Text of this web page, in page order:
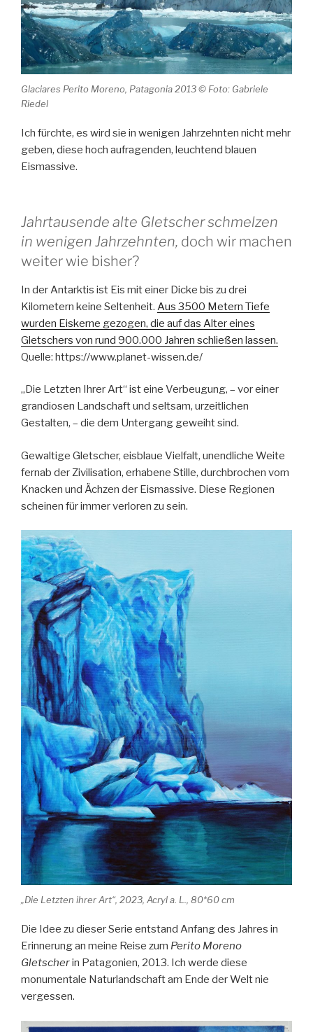
Glaciares Perito Moreno, Patagonia 2013 © Foto: Gabriele
Riedel
Ich fürchte, es wird sie in wenigen Jahrzehnten nicht mehr
geben, diese hoch aufragenden, leuchtend blauen
Eismassive.
Jahrtausende alte Gletscher schmelzen
in wenigen Jahrzehnten, doch wir machen
weiter wie bisher?
In der Antarktis ist Eis mit einer Dicke bis zu drei
Kilometern keine Seltenheit. Aus 3500 Metern Tiefe
wurden Eiskerne gezogen, die auf das Alter eines
Gletschers von rund 900.000 Jahren schließen lassen.
Quelle: https://www.planet-wissen.de/
„Die Letzten Ihrer Art“ ist eine Verbeugung, – vor einer
grandiosen Landschaft und seltsam, urzeitlichen
Gestalten, – die dem Untergang geweiht sind.
Gewaltige Gletscher, eisblaue Vielfalt, unendliche Weite
fernab der Zivilisation, erhabene Stille, durchbrochen vom
Knacken und Ächzen der Eismassive. Diese Regionen
scheinen für immer verloren zu sein.
„Die Letzten ihrer Art“, 2023, Acryl a. L., 80*60 cm
Die Idee zu dieser Serie entstand Anfang des Jahres in
Erinnerung an meine Reise zum Perito Moreno
Gletscherin Patagonien, 2013. Ich werde diese
monumentale Naturlandschaft am Ende der Welt nie
vergessen.